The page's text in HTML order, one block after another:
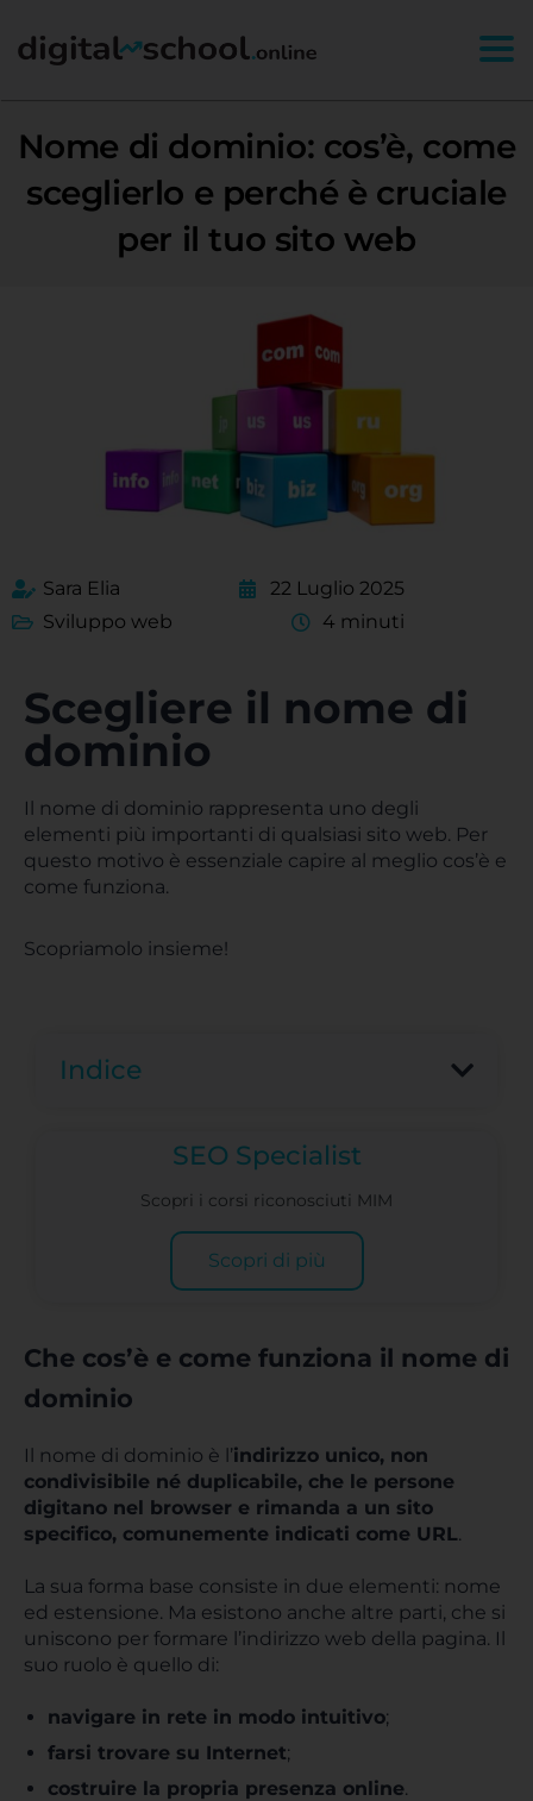
Nome di dominio: cos’è, come
sceglierlo e perché è cruciale
per il tuo sito web
Sara Elia
22 Luglio 2025
Sviluppo web
4 minuti
Scegliere il nome di
dominio
Il nome di dominio rappresenta uno degli
elementi più importanti di qualsiasi sito web. Per
questo motivo è essenziale capire al meglio cos’è e
come funziona.
Scopriamolo insieme!
Indice
SEO Specialist
Scopri i corsi riconosciuti MIM
Scopri di più
Che cos’è e come funziona il nome di
dominio
Il nome di dominio è l’indirizzo unico, non
condivisibile né duplicabile, che le persone
digitano nel browser e rimanda a un sito
specifico, comunemente indicati come URL.
La sua forma base consiste in due elementi: nome
ed estensione. Ma esistono anche altre parti, che si
uniscono per formare l’indirizzo web della pagina. Il
suo ruolo è quello di:
navigare in rete in modo intuitivo;
farsi trovare su Internet;
costruire la propria presenza online.